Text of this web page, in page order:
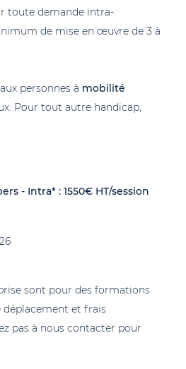
toute demande intra-
de mise en œuvre de 3 à
personnes à mobilité
Pour tout autre handicap,
- Intra* : 1550€ HT/session
sont pour des formations
déplacement et frais
pas à nous contacter pour